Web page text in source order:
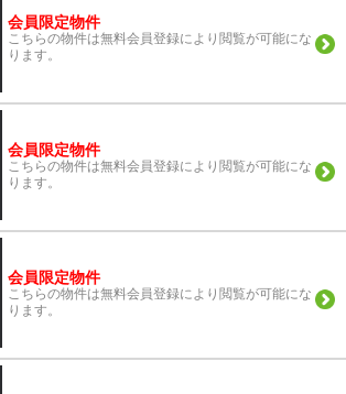
会員限定物件
こちらの物件は無料会員登録により閲覧が可能にな
ります。
会員限定物件
こちらの物件は無料会員登録により閲覧が可能にな
ります。
会員限定物件
こちらの物件は無料会員登録により閲覧が可能にな
ります。